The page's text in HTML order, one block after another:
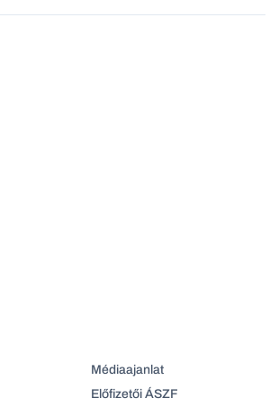
Médiaajanlat
Előfizetői ÁSZF